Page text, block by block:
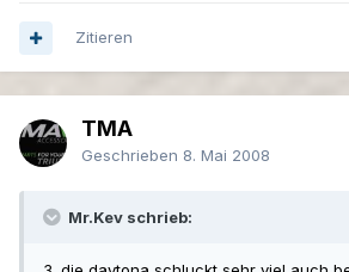
Zitieren
TMA
Geschrieben 8. Mai 2008
Mr.Kev schrieb: